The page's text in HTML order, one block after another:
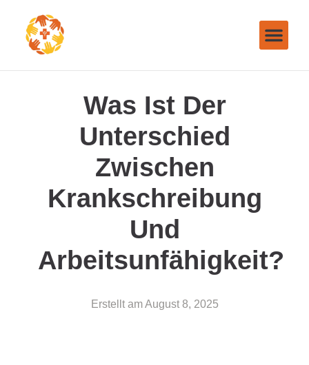
Was Ist Der
Unterschied
Zwischen
Krankschreibung
Und
Arbeitsunfähigkeit?
Erstellt am August 8, 2025